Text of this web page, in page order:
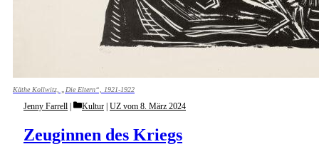
Käthe Kollwitz, „Die Eltern“, 1921-1922
Zeuginnen des Kriegs
Jenny Farrell Categories
Kultur | UZ vom 8. März 2024